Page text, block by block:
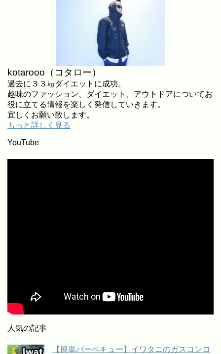
kotarooo（コタロー）
過去に３３㎏ダイエットに成功。
趣味のファッション、ダイエット、アウトドアについてお
役に立てる情報を楽しく発信していきます。
宜しくお願い致します。
もっと詳しく見る
YouTube
人気の記事
【簡単バーベキュー】イワタニのガスコンロ